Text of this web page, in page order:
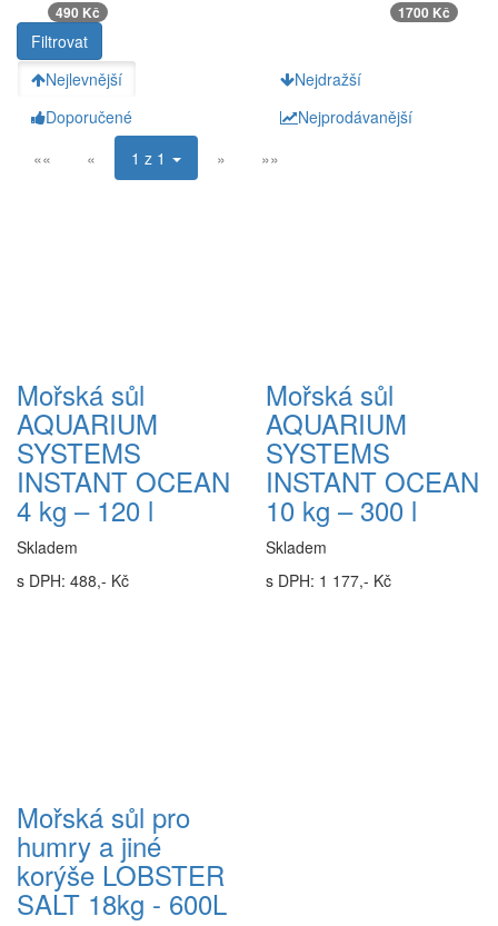
490 Kč 1700 Kč
Nejlevnější
Nejdražší
Doporučené
Nejprodávanější
««
« 1 z 1 » »»
Mořská sůl
AQUARIUM
SYSTEMS
INSTANT OCEAN
4 kg – 120 l
Skladem
s DPH: 488,- Kč
Mořská sůl
AQUARIUM
SYSTEMS
INSTANT OCEAN
10 kg – 300 l
Skladem
s DPH: 1 177,- Kč
Mořská sůl pro
humry a jiné
korýše LOBSTER
SALT 18kg - 600L